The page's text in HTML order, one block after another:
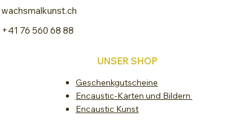
wachsmalkunst.ch
+41 76 560 68 88
UNSER SHOP
Geschenkgutscheine
Encaustic-Karten und Bildern
Encaustic Kunst